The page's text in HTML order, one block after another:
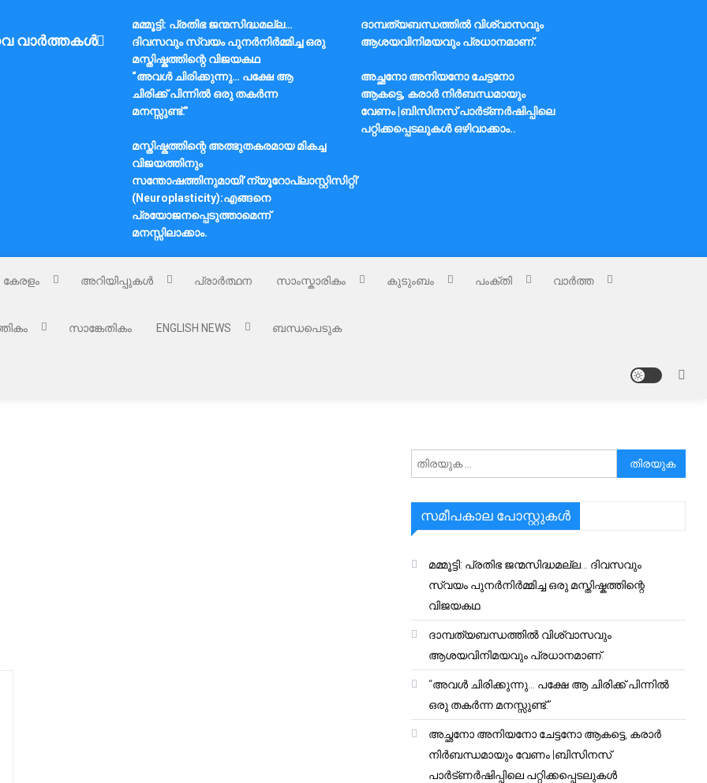
വാർത്തകൾ
മമ്മൂട്ടി: പ്രതിഭ ജന്മസിദ്ധമല്ല…
ദിവസവും സ്വയം പുനർനിർമ്മിച്ച ഒരു
മസ്തിഷ്കത്തിന്റെ വിജയകഥ
ദാമ്പത്യബന്ധത്തിൽ വിശ്വാസവും
ആശയവിനിമയവും പ്രധാനമാണ്.
“അവൾ ചിരിക്കുന്നു… പക്ഷേ ആ
ചിരിക്ക് പിന്നിൽ ഒരു തകർന്ന
മനസ്സുണ്ട്.”
അച്ഛനോ അനിയനോ ചേട്ടനോ
ആകട്ടെ, കരാർ നിർബന്ധമായും
വേണം |ബിസിനസ് പാർട്ണർഷിപ്പിലെ
പറ്റിക്കപ്പെടലുകൾ ഒഴിവാക്കാം..
മസ്തിഷ്കത്തിന്റെ അത്ഭുതകരമായ മികച്ച
വിജയത്തിനും
സന്തോഷത്തിനുമായി’ന്യൂറോപ്ലാസ്റ്റിസിറ്റി’
(Neuroplasticity):എങ്ങനെ
പ്രയോജനപ്പെടുത്താമെന്ന്
മനസ്സിലാക്കാം.
കേരളം അറിയിപ്പുകൾ പ്രാർത്ഥന സാംസ്കാരികം കുടുംബം പംക്തി വാർത്ത
സാങ്കേതികം ENGLISH NEWS ബന്ധപെടുക
അനേഷിക്കുക
സമീപകാല പോസ്റ്റുകൾ
മമ്മൂട്ടി: പ്രതിഭ ജന്മസിദ്ധമല്ല… ദിവസവും
സ്വയം പുനർനിർമ്മിച്ച ഒരു മസ്തിഷ്കത്തിന്റെ
വിജയകഥ
ദാമ്പത്യബന്ധത്തിൽ വിശ്വാസവും
ആശയവിനിമയവും പ്രധാനമാണ്.
“അവൾ ചിരിക്കുന്നു… പക്ഷേ ആ ചിരിക്ക് പിന്നിൽ
ഒരു തകർന്ന മനസ്സുണ്ട്.”
അച്ഛനോ അനിയനോ ചേട്ടനോ ആകട്ടെ, കരാർ
നിർബന്ധമായും വേണം |ബിസിനസ്
പാർട്ണർഷിപ്പിലെ പറ്റിക്കപ്പെടലുകൾ